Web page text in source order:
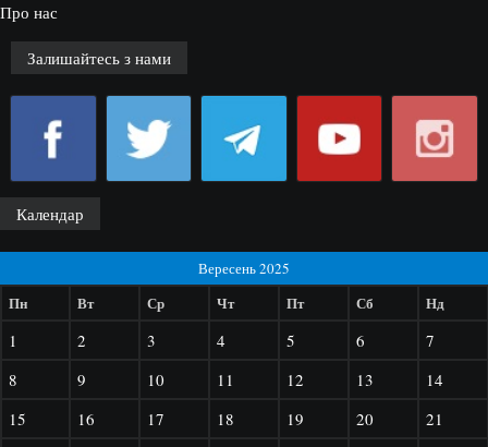
Про нас
Залишайтесь з нами
Календар
Вересень 2025
Пн Вт Ср Чт Пт Сб Нд
1 2 3 4 5 6
7
8
9 10 11 12 13
14
15
16 17 18 19 20
21